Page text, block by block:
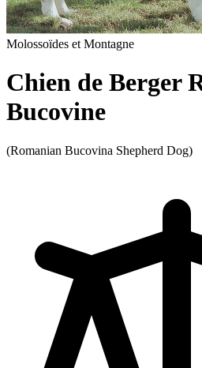
Molossoïdes et Montagne
Chien de Berger
Bucovine
(Romanian Bucovina Shepherd Dog)